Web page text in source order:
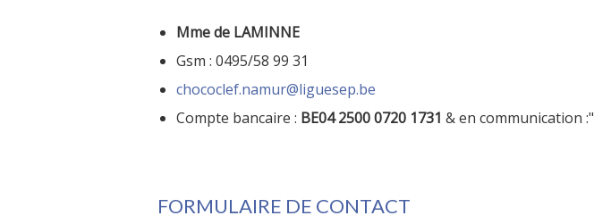
Mme de LAMINNE
Gsm : 0495/58 99 31
chococlef.namur@liguesep.be
Compte bancaire : BE04 2500 0720 1731 & en communication :"
FORMULAIRE DE CONTACT